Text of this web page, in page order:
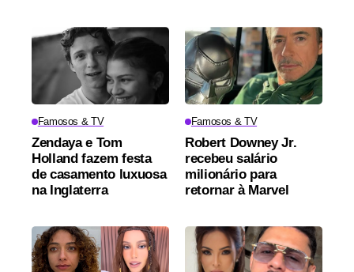
Famosos & TV
Zendaya e Tom
Holland fazem festa
de casamento luxuosa
na Inglaterra
Famosos & TV
Robert Downey Jr.
recebeu salário
milionário para
retornar à Marvel